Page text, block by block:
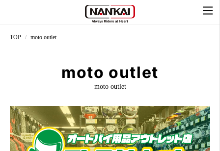
TOP moto outlet
moto outlet
moto outlet